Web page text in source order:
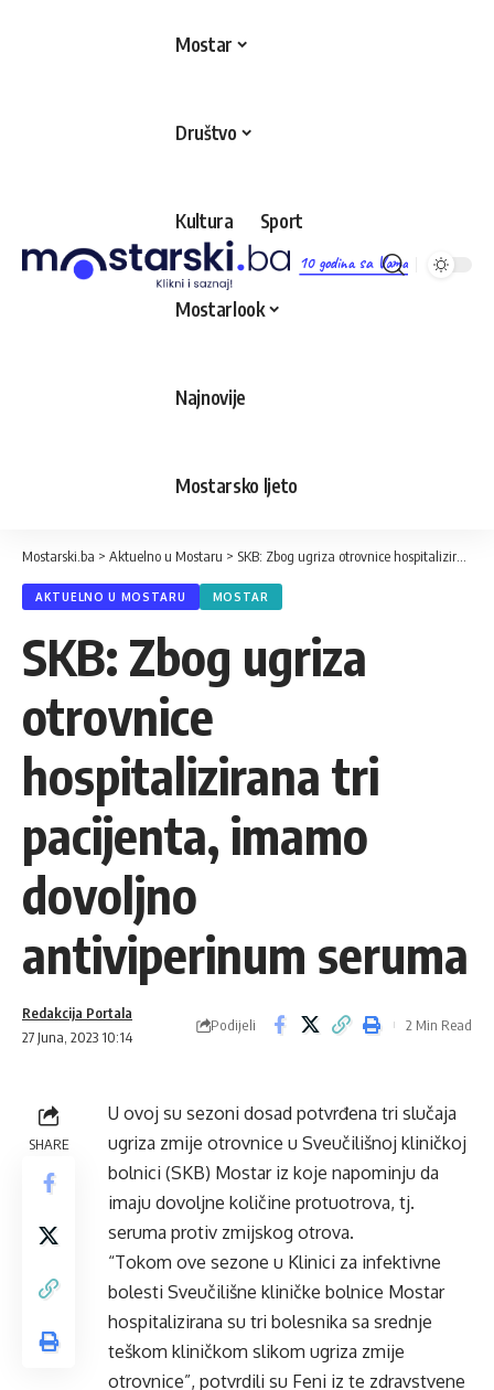
10 godina sa Vama
Mostar
Društvo
Kultura Sport
Mostarlook
Najnovije
Mostarsko ljeto
Mostarski.ba > Aktuelno u Mostaru > SKB: Zbog ugriza otrovnice hospitalizirana tri pacijenta, imamo dovoljno antiviperinum seruma
AKTUELNO U MOSTARU MOSTAR
SKB: Zbog ugriza
otrovnice
hospitalizirana tri
pacijenta, imamo
dovoljno
antiviperinum seruma
27 Juna, 2023 10:14
Redakcija Portala
Podijeli 2 Min Read
SHARE
U ovoj su sezoni dosad potvrđena tri slučaja
ugriza zmije otrovnice u Sveučilišnoj kliničkoj
bolnici (SKB) Mostar iz koje napominju da
imaju dovoljne količine protuotrova, tj.
seruma protiv zmijskog otrova.
“Tokom ove sezone u Klinici za infektivne
bolesti Sveučilišne kliničke bolnice Mostar
hospitalizirana su tri bolesnika sa srednje
teškom kliničkom slikom ugriza zmije
otrovnice”, potvrdili su Feni iz te zdravstvene